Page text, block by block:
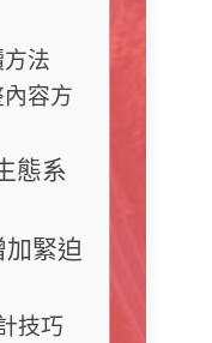
法
容方
態系
緊迫
技巧